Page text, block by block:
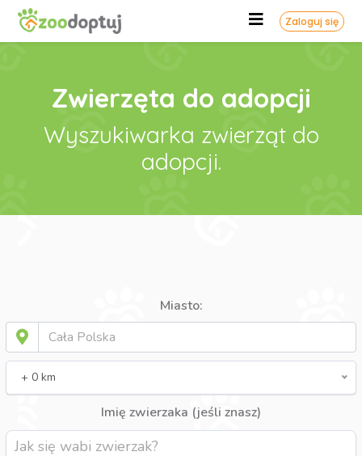
Zaloguj się
Zwierzęta do adopcji
Wyszukiwarka zwierząt do
adopcji.
Miasto:
+ 0 km
Imię zwierzaka (jeśli znasz)